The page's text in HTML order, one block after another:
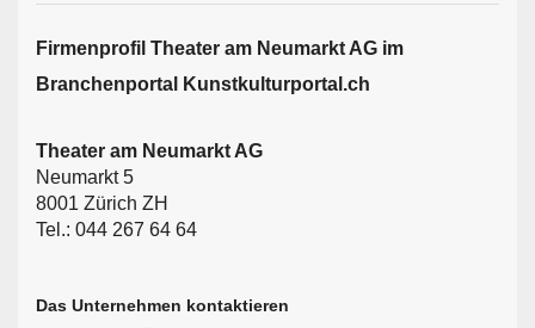
Firmen­profil Theater am Neumarkt AG im
Branchen­portal Kunstkulturportal.ch
Theater am Neumarkt AG
Neumarkt 5
8001 Zürich ZH
Tel.: 044 267 64 64
Das Unternehmen kontaktieren